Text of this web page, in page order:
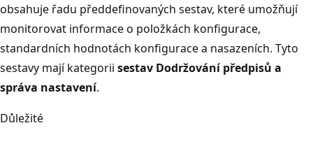
obsahuje řadu předdefinovaných sestav, které umožňují
monitorovat informace o položkách konfigurace,
standardních hodnotách konfigurace a nasazeních. Tyto
sestavy mají kategorii sestav Dodržování předpisů a
správa nastavení.
Důležité